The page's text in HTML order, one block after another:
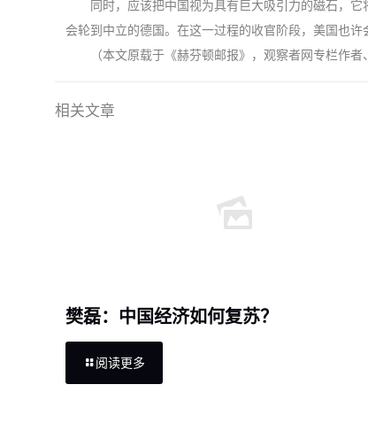
同时，应该把中国视为具有巨大吸引力的磁石，
会轮到中立的德国。在这一过程的收官阶段，美国也
（本文原载于《赫芬顿邮报》，观察者网专栏作
相关文章
樊磊：中国经济如何复苏？
阅读更多